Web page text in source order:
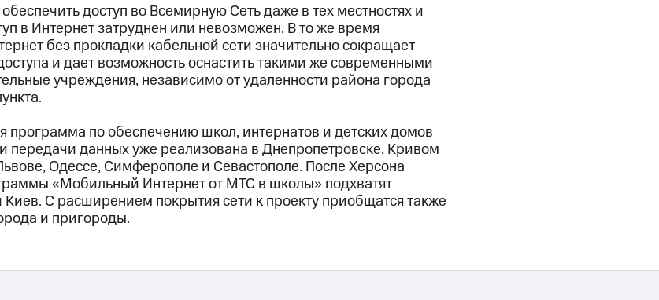
доступ во Всемирную Сеть даже в тех местностях и
в Интернет затруднен или невозможен. В то же время
без прокладки кабельной сети значительно сокращает
и дает возможность оснастить такими же современными
учреждения, независимо от удаленности района города
программа по обеспечению школ, интернатов и детских домов
передачи данных уже реализована в Днепропетровске, Кривом
Одессе, Симферополе и Севастополе. После Херсона
«Мобильный Интернет от МТС в школы» подхватят
С расширением покрытия сети к проекту приобщатся также
и пригороды.